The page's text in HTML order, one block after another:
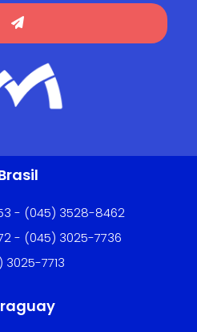
- (045) 3528-8462
- (045) 3025-7736
3025-7713